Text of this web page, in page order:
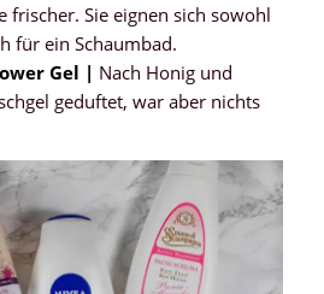
frischer. Sie eignen sich sowohl
für ein Schaumbad.
Gel | Nach Honig und
geduftet, war aber nichts